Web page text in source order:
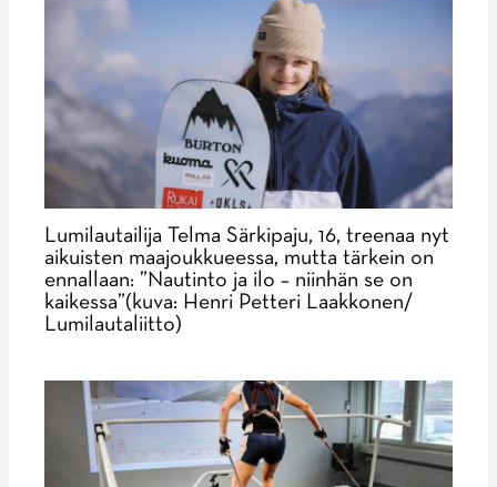
Lumilautailija Telma Särkipaju, 16, treenaa nyt
aikuisten maajoukkueessa, mutta tärkein on
ennallaan: ”Nautinto ja ilo – niinhän se on
kaikessa”(kuva: Henri Petteri Laakkonen/
Lumilautaliitto)